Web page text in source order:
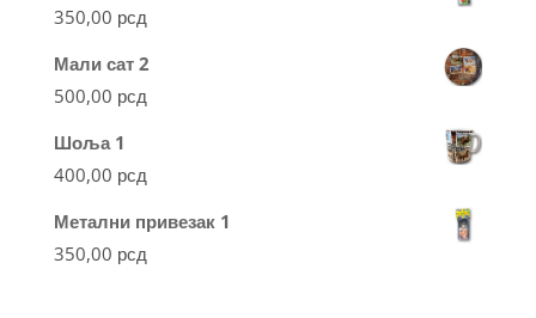
350,00 рсд
Мали сат 2
500,00 рсд
Шоља 1
400,00 рсд
Метални привезак 1
350,00 рсд